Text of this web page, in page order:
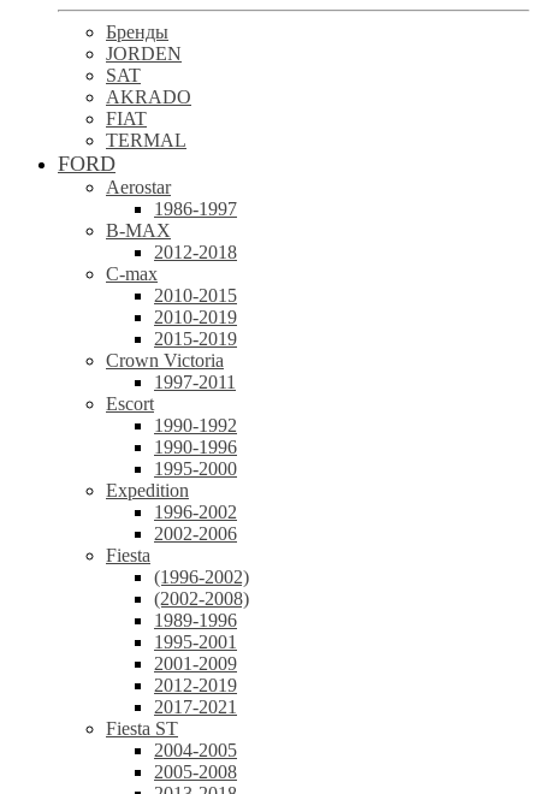
Бренды
JORDEN
SAT
AKRADO
FIAT
TERMAL
FORD
Aerostar
1986-1997
B-MAX
2012-2018
C-max
2010-2015
2010-2019
2015-2019
Crown Victoria
1997-2011
Escort
1990-1992
1990-1996
1995-2000
Expedition
1996-2002
2002-2006
Fiesta
(1996-2002)
(2002-2008)
1989-1996
1995-2001
2001-2009
2012-2019
2017-2021
Fiesta ST
2004-2005
2005-2008